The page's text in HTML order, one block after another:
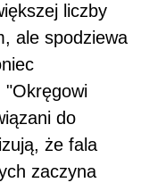
liczby
ale spodziewa
"Okręgowi
do
że fala
zaczyna